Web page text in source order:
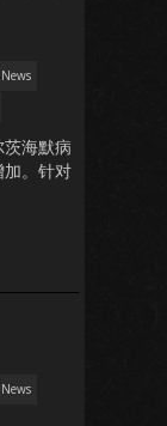
海默病
。针对